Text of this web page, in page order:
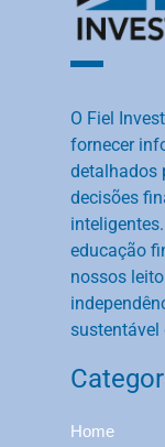
O Fiel
fornecer
detalhados
decisões
educação
nossos
sustentável
Home